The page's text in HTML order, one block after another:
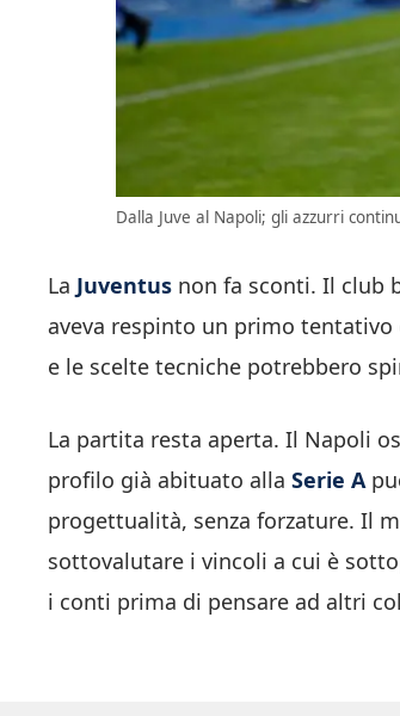
Dalla Juve al Napoli; gli azzurri
La Juventus non fa sconti. Il club
aveva respinto un primo tentativo
e le scelte tecniche potrebbero
La partita resta aperta. Il Napoli
profilo già abituato alla Serie A
progettualità, senza forzature. Il
sottovalutare i vincoli a cui è
i conti prima di pensare ad altri